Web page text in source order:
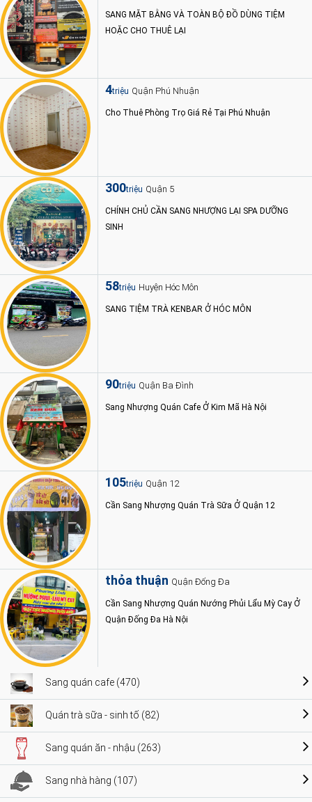
SANG MẶT BẰNG VÀ TOÀN BỘ ĐỒ DÙNG TIỆM
HOẶC CHO THUÊ LẠI
4triệu Quận Phú Nhuận
Cho Thuê Phòng Trọ Giá Rẻ Tại Phú Nhuận
300triệu Quận 5
CHÍNH CHỦ CẦN SANG NHƯỢNG LẠI SPA DƯỠNG
SINH
58triệu Huyện Hóc Môn
SANG TIỆM TRÀ KENBAR Ở HÓC MÔN
90triệu Quận Ba Đình
Sang Nhượng Quán Cafe Ở Kim Mã Hà Nội
105triệu Quận 12
Cần Sang Nhượng Quán Trà Sữa Ở Quận 12
thỏa thuận Quận Đống Đa
Cần Sang Nhượng Quán Nướng Phủi Lẩu Mỳ Cay Ở
Quận Đống Đa Hà Nội
Sang quán cafe (470)
Quán trà sữa - sinh tố (82)
Sang quán ăn - nhậu (263)
Sang nhà hàng (107)